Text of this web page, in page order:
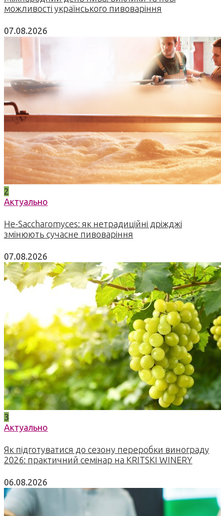
можливості українського пивоваріння
07.08.2026
2
Актуально
Не-Saccharomyces: як нетрадиційні дріжджі
змінюють сучасне пивоваріння
07.08.2026
3
Актуально
Як підготуватися до сезону переробки винограду
2026: практичний семінар на KRITSKI WINERY
06.08.2026